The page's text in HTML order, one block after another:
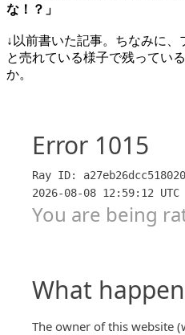
な！？」
↓以前書いた記事。ちなみに
と売れている様子で残ってい
か。
阪神芦屋にできるマンシ
ー】